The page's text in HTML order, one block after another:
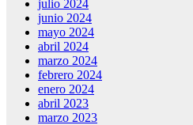
julio 2024
junio 2024
mayo 2024
abril 2024
marzo 2024
febrero 2024
enero 2024
abril 2023
marzo 2023